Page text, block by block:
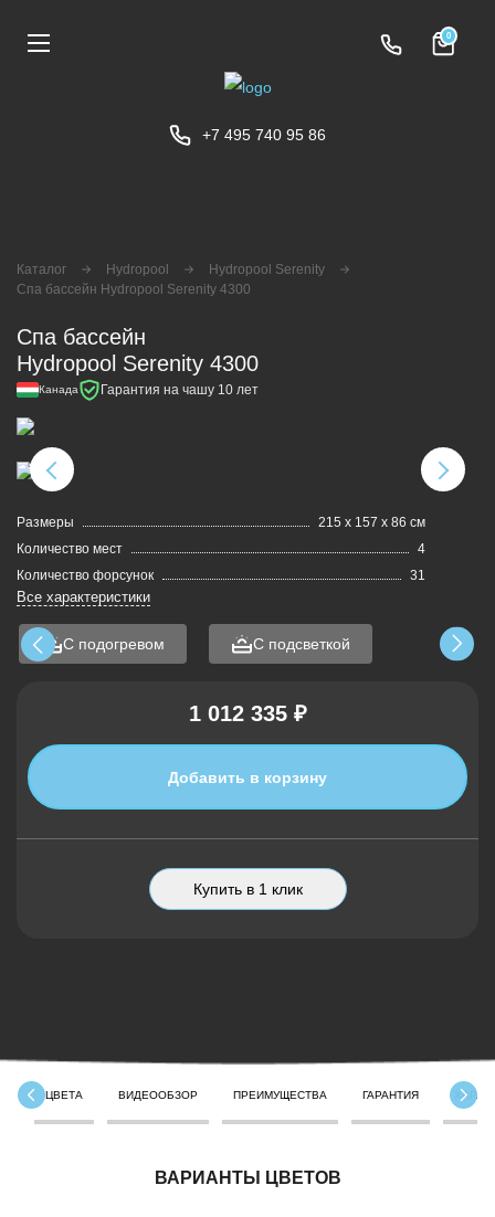
+7 495 740 95 86
0
Каталог Hydropool
Hydropool Serenity
Спа бассейн Hydropool Serenity 4300
Спа бассейн
Hydropool Serenity 4300
Канада Гарантия на чашу 10 лет
Размеры
215 х 157 х 86 см
Количество мест
4
Количество форсунок
31
Все характеристики
С подогревом С подсветкой
1 012 335 ₽
Добавить в корзину
Купить в 1 клик
ЦВЕТА ВИДЕООБЗОР ПРЕИМУЩЕСТВА ГАРАНТИЯ
ВАРИАНТЫ ЦВЕТОВ